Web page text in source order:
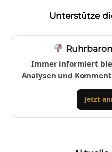
Unterstütze
Immer informiert
Analysen und
Jetzt